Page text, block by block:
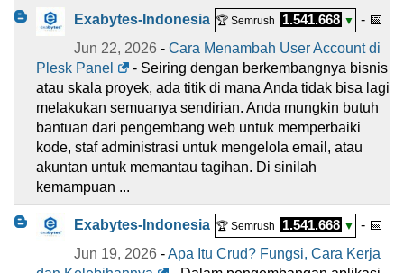
Exabytes-Indonesia 🏆 Semrush 1.541.668 ▼
- 📅
Jun 22, 2026 - Cara Menambah User Account di
Plesk Panel
- Seiring dengan berkembangnya bisnis
atau skala proyek, ada titik di mana Anda tidak bisa lagi
melakukan semuanya sendirian. Anda mungkin butuh
bantuan dari pengembang web untuk memperbaiki
kode, staf administrasi untuk mengelola email, atau
akuntan untuk memantau tagihan. Di sinilah
kemampuan ...
Exabytes-Indonesia 🏆 Semrush 1.541.668 ▼
- 📅
Jun 19, 2026 -Apa Itu Crud? Fungsi, Cara Kerja